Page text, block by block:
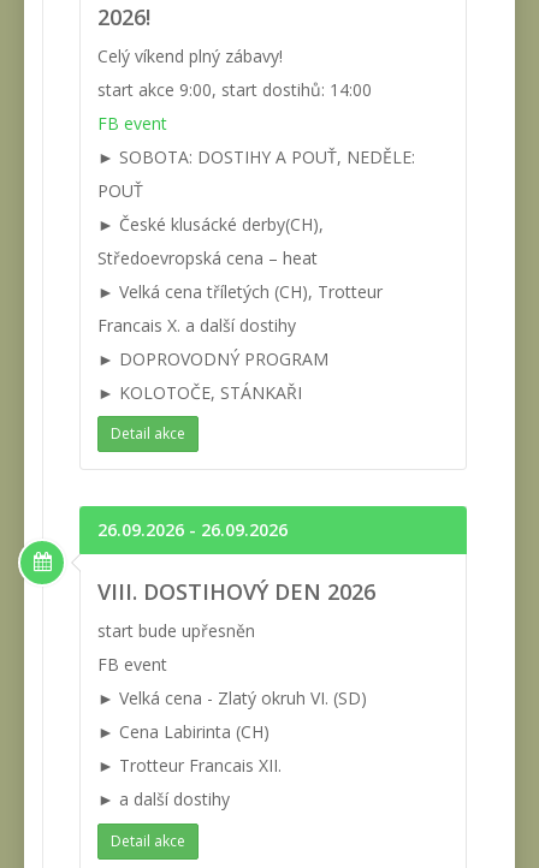
2026!
Celý víkend plný zábavy!
start akce 9:00, start dostihů: 14:00
FB event
► SOBOTA: DOSTIHY A POUŤ, NEDĚLE:
POUŤ
► České klusácké derby(CH),
Středoevropská cena – heat
► Velká cena tříletých (CH), Trotteur
Francais X. a další dostihy
► DOPROVODNÝ PROGRAM
► KOLOTOČE, STÁNKAŘI
Detail akce
26.09.2026 - 26.09.2026
VIII. DOSTIHOVÝ DEN 2026
start bude upřesněn
FB event
► Velká cena - Zlatý okruh VI. (SD)
► Cena Labirinta (CH)
► Trotteur Francais XII.
► a další dostihy
Detail akce